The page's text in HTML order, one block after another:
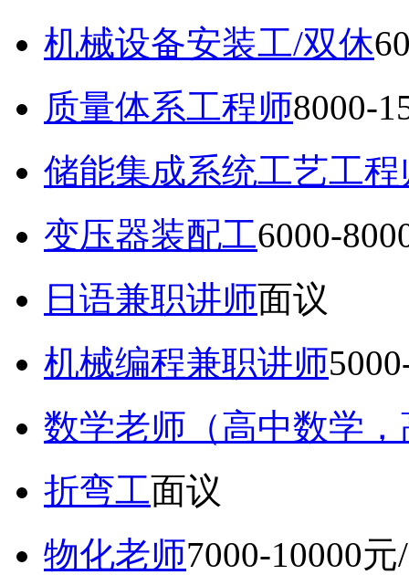
机械设备安装工/双休
质量体系工程师8000-
储能集成系统工艺工程
变压器装配工6000-
日语兼职讲师面议
机械编程兼职讲师
数学老师（高中数学
折弯工面议
物化老师7000-10000元